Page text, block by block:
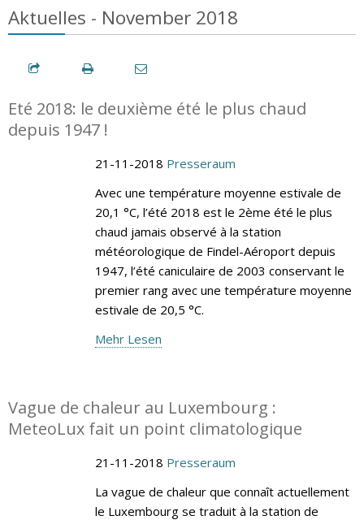
Aktuelles - November 2018
Eté 2018: le deuxième été le plus chaud
depuis 1947 !
21-11-2018 Presseraum
Avec une température moyenne estivale de
20,1 °C, l’été 2018 est le 2ème été le plus
chaud jamais observé à la station
météorologique de Findel-Aéroport depuis
1947, l’été caniculaire de 2003 conservant le
premier rang avec une température moyenne
estivale de 20,5 °C.
Mehr Lesen
Vague de chaleur au Luxembourg :
MeteoLux fait un point climatologique
21-11-2018 Presseraum
La vague de chaleur que connaît actuellement
le Luxembourg se traduit à la station de